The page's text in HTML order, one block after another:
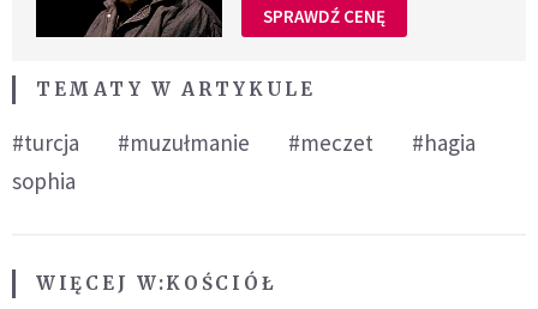
SPRAWDŹ CENĘ
TEMATY W ARTYKULE
#turcja #muzułmanie #meczet
#hagia
sophia
WIĘCEJ W:KOŚCIÓŁ